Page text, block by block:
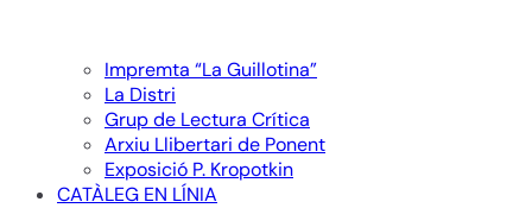
Impremta “La Guillotina”
La Distri
Grup de Lectura Crítica
Arxiu Llibertari de Ponent
Exposició P. Kropotkin
CATÀLEG EN LÍNIA